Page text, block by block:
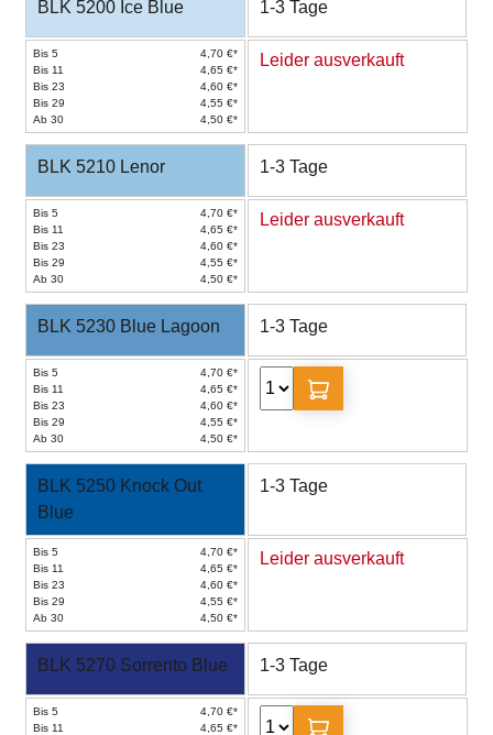
BLK 5200 Ice Blue 1-3 Tage
Bis 5
4,70 €*
Bis 11
4,65 €*
Bis 23
4,60 €*
Bis 29
4,55 €*
Ab 30
4,50 €*
Leider ausverkauft
BLK 5210 Lenor 1-3 Tage
Bis 5
4,70 €*
Bis 11
4,65 €*
Bis 23
4,60 €*
Bis 29
4,55 €*
Ab 30
4,50 €*
Leider ausverkauft
BLK 5230 Blue Lagoon 1-3 Tage
Bis 5
4,70 €*
Bis 11
4,65 €*
Bis 23
4,60 €*
Bis 29
4,55 €*
Ab 30
4,50 €*
BLK 5250 Knock Out
Blue
1-3 Tage
Bis 5
4,70 €*
Bis 11
4,65 €*
Bis 23
4,60 €*
Bis 29
4,55 €*
Ab 30
4,50 €*
Leider ausverkauft
BLK 5270 Sorrento Blue 1-3 Tage
Bis 5
4,70 €*
Bis 11
4,65 €*